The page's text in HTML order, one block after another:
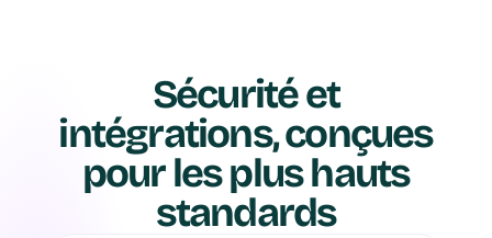
Sécurité et
intégrations, conçues
pour les plus hauts
standards